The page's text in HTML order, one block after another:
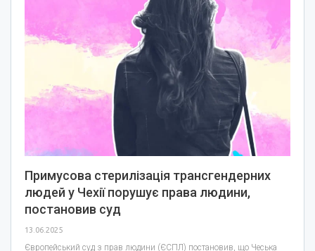
Примусова стерилізація трансгендерних
людей у Чехії порушує права людини,
постановив суд
13.06.2025
Європейський суд з прав людини (ЄСПЛ) постановив, що Чеська